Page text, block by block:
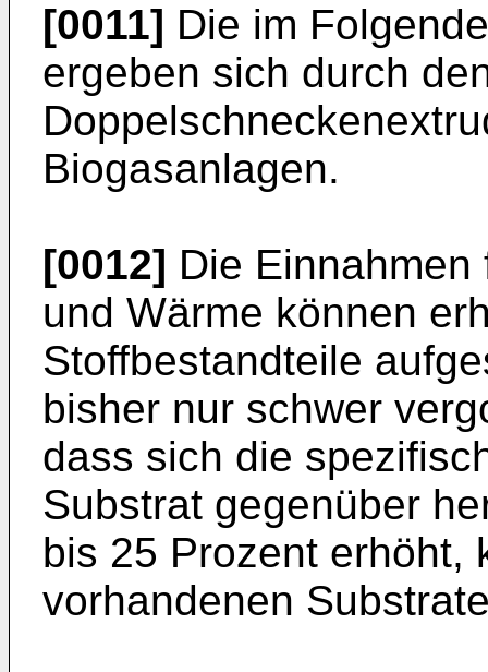
[0011] Die im
ergeben sich durch
Biogasanlagen.
[0012] Die
und Wärme können
Stoffbestandteile
bisher nur schwer
dass sich die
Substrat gegenüber
bis 25 Prozent erhöht,
vorhandenen